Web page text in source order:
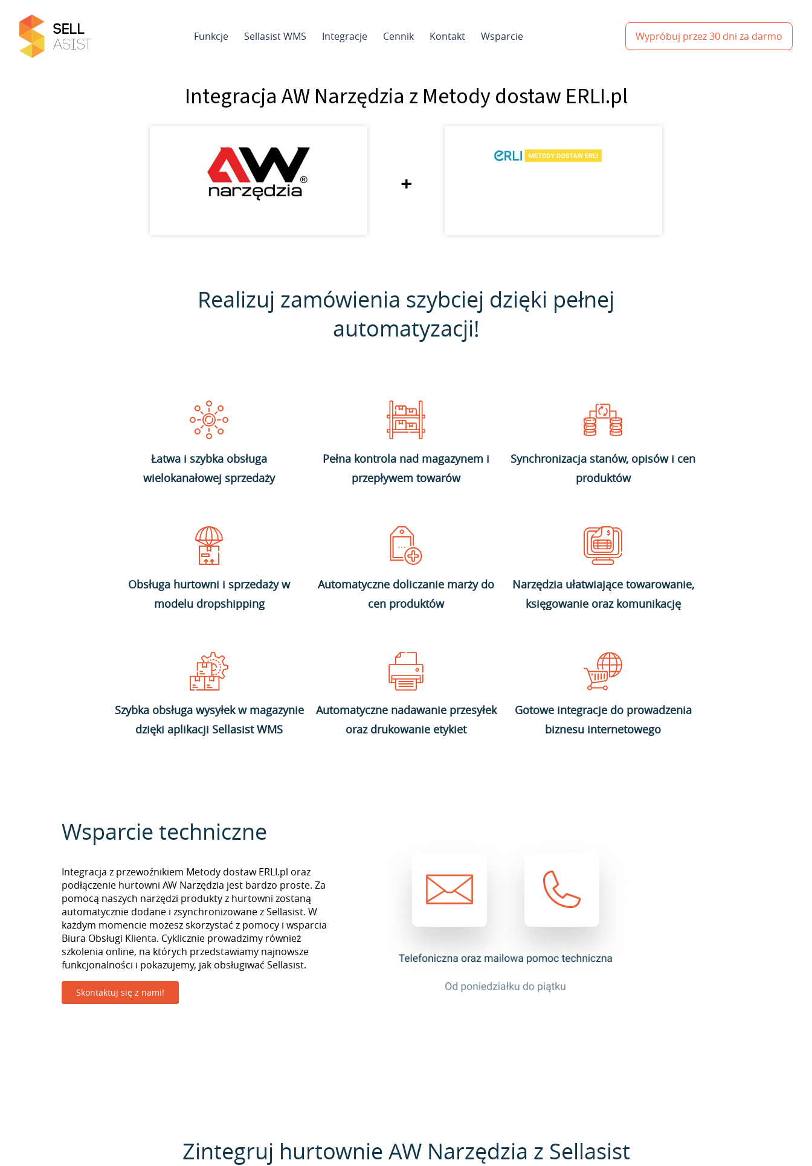
Funkcje Sellasist WMS Integracje Cennik Kontakt Wsparcie Wypróbuj przez 30 dni za darmo
Integracja AW Narzędzia z Metody dostaw ERLI.pl
+
Realizuj zamówienia szybciej dzięki pełnej
automatyzacji!
Łatwa i szybka obsługa
wielokanałowej sprzedaży
Pełna kontrola nad magazynem i
przepływem towarów
Synchronizacja stanów, opisów i cen
produktów
Obsługa hurtowni i sprzedaży w
modelu dropshipping
Automatyczne doliczanie marży do
cen produktów
Narzędzia ułatwiające towarowanie,
księgowanie oraz komunikację
Szybka obsługa wysyłek w magazynie
dzięki aplikacji Sellasist WMS
Automatyczne nadawanie przesyłek
oraz drukowanie etykiet
Gotowe integracje do prowadzenia
biznesu internetowego
Wsparcie techniczne
Integracja z przewoźnikiem Metody dostaw ERLI.pl oraz
podłączenie hurtowni AW Narzędzia jest bardzo proste. Za
pomocą naszych narzędzi produkty z hurtowni zostaną
automatycznie dodane i zsynchronizowane z Sellasist. W
każdym momencie możesz skorzystać z pomocy i wsparcia
Biura Obsługi Klienta. Cyklicznie prowadzimy również
szkolenia online, na których przedstawiamy najnowsze
funkcjonalności i pokazujemy, jak obsługiwać Sellasist.
Skontaktuj się z nami!
Zintegruj hurtownie AW Narzędzia z Sellasist